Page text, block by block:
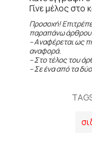
Γίνε μέλος στο
Προσοχή!
παραπάνω
– Αναφέρεται ως
αναφορά.
– Στο τέλος του
– Σε ένα από τα